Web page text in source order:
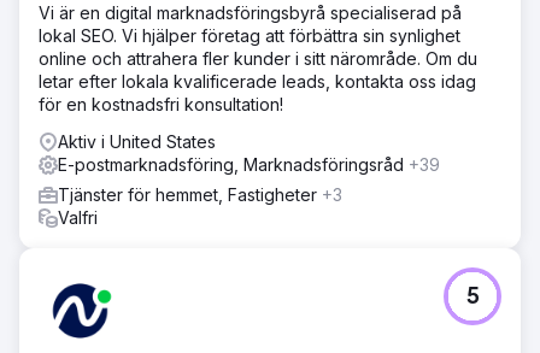
För att möta utmaningen implementerade vi en
hörnstensinnehållsstrategi som inriktade sig på stora
volymer utan varumärken. Vårt mål var att bygga auktoritet
och synlighet utan att vara beroende av backlinking-
aktiviteter. Detta hörnstensinnehåll stöddes av ett nätverk
av långa sökord inom samma tematiska grupp och
stöddes av en stark bloggstrategi för att öka relevansen.
Allt innehåll optimerades med relevanta sökord,
metabeskrivningar och strukturerad data.
icke-märkta sökord från 4 % till 19,77 %, vilket
resulterade i en 50 % ökning av organisk trafik över
Google, Yahoo och Bing. Detta ledde till 1 589 leads
Vi är en digital marknadsföringsbyrå specialiserad på
lokal SEO. Vi hjälper företag att förbättra sin synlighet
online och attrahera fler kunder i sitt närområde. Om du
letar efter lokala kvalificerade leads, kontakta oss idag
för en kostnadsfri konsultation!
Aktiv i United States
E-postmarknadsföring, Marknadsföringsråd +39
Tjänster för hemmet, Fastigheter +3
Valfri
5